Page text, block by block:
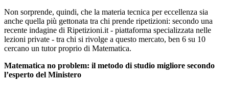
Non sorprende, quindi, che la materia tecnica per eccellenza sia
anche quella più gettonata tra chi prende ripetizioni: secondo una
recente indagine di Ripetizioni.it - piattaforma specializzata nelle
lezioni private - tra chi si rivolge a questo mercato, ben 6 su 10
cercano un tutor proprio di Matematica.
Matematica no problem: il metodo di studio migliore secondo
l’esperto del Ministero